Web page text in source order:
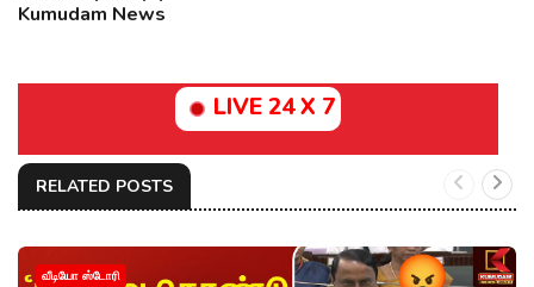
Kumudam News
LIVE 24 X 7
RELATED POSTS
வீடியோ ஸ்டோரி